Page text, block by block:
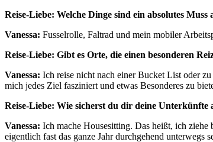
Reise-Liebe: Welche Dinge sind ein absolutes Muss
Vanessa: Fusselrolle, Faltrad und mein mobiler
Reise-Liebe: Gibt es Orte, die einen besonderen
Vanessa: Ich reise nicht nach einer Bucket List oder
mich jedes Ziel fasziniert und etwas Besonderes zu
Reise-Liebe: Wie sicherst du dir deine Unterkünfte
Vanessa: Ich mache Housesitting. Das heißt, ich
eigentlich fast das ganze Jahr durchgehend unterwegs